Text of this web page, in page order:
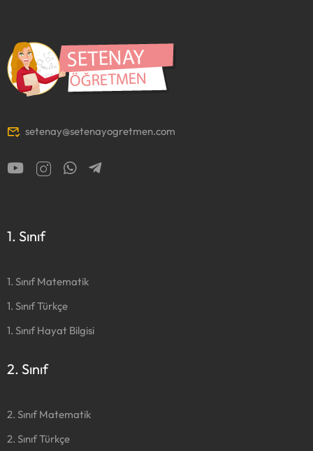
setenay@setenayogretmen.com
1. Sınıf
1. Sınıf Matematik
1. Sınıf Türkçe
1. Sınıf Hayat Bilgisi
2. Sınıf
2. Sınıf Matematik
2. Sınıf Türkçe